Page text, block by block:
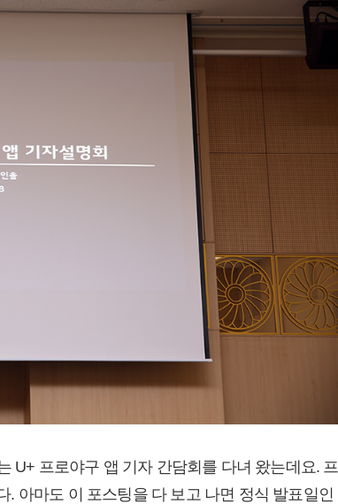
U+ 프로야구 앱 기자 간담회를 다녀 왔는데요. 프
아마도 이 포스팅을 다 보고 나면 정식 발표일인